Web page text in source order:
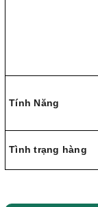
Tính Năng
Tình trạng hàng